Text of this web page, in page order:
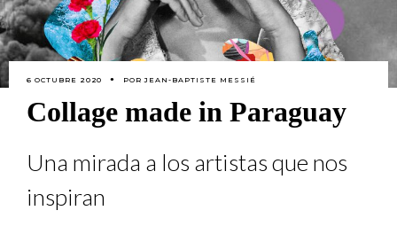
6 OCTUBRE 2020 PORJEAN-BAPTISTE MESSIÉ
Collage made in Paraguay
Una mirada a los artistas que nos
inspiran